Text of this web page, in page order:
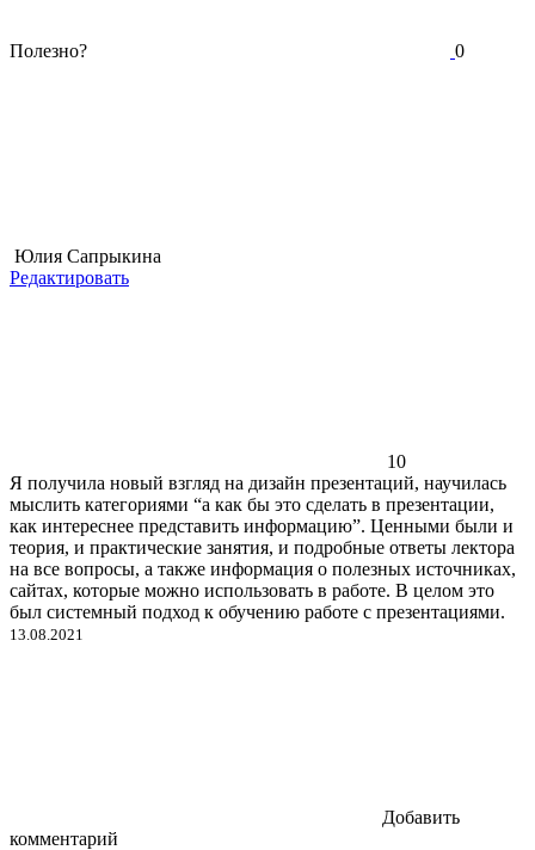
Полезно? 0
Юлия Сапрыкина
Редактировать
10
Я получила новый взгляд на дизайн презентаций, научилась
мыслить категориями “а как бы это сделать в презентации,
как интереснее представить информацию”. Ценными были и
теория, и практические занятия, и подробные ответы лектора
на все вопросы, а также информация о полезных источниках,
сайтах, которые можно использовать в работе. В целом это
был системный подход к обучению работе с презентациями.
13.08.2021
Добавить
комментарий